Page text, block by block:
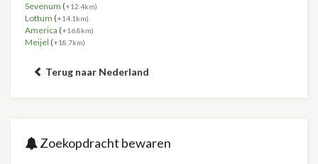
Sevenum (+12.4km)
Lottum (+14.1km)
America (+16.8km)
Meijel (+18.7km)
Terug naar Nederland
Zoekopdracht bewaren